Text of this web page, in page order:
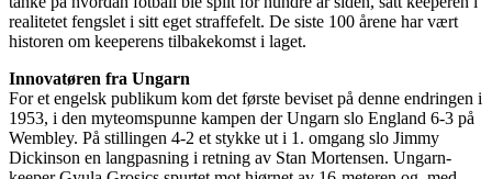
realitetet fengslet i sitt eget straffefelt. De siste 100 årene har vært
historen om keeperens tilbakekomst i laget.
Innovatøren fra Ungarn
For et engelsk publikum kom det første beviset på denne endringen i
1953, i den myteomspunne kampen der Ungarn slo England 6-3 på
Wembley. På stillingen 4-2 et stykke ut i 1. omgang slo Jimmy
Dickinson en langpasning i retning av Stan Mortensen. Ungarn-